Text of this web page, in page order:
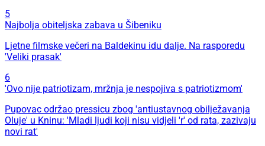
5
Najbolja obiteljska zabava u Šibeniku
Ljetne filmske večeri na Baldekinu idu dalje. Na rasporedu
'Veliki prasak'
6
'Ovo nije patriotizam, mržnja je nespojiva s patriotizmom'
Pupovac održao pressicu zbog 'antiustavnog obilježavanja
Oluje' u Kninu: 'Mladi ljudi koji nisu vidjeli 'r' od rata, zazivaju
novi rat'